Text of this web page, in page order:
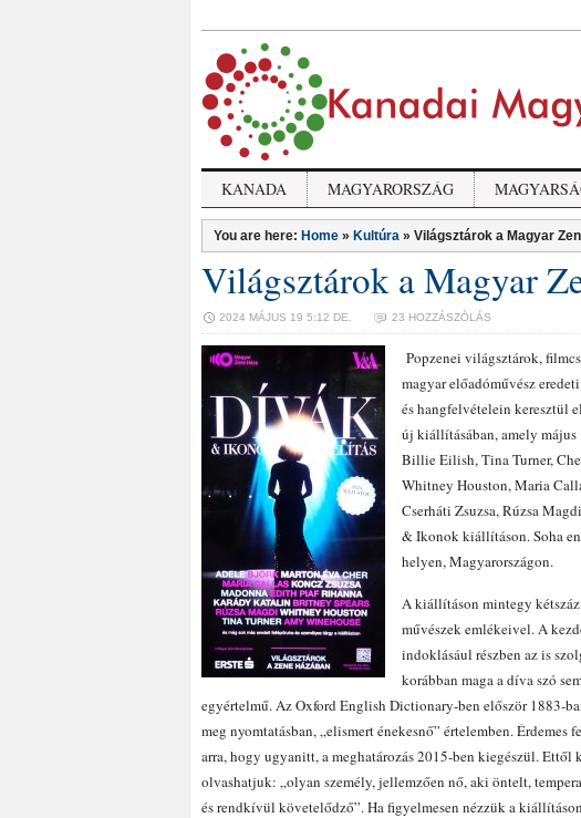
KANADA MAGYARORSZÁG
You are here: Home » Kultúra » Világsztárok a Magyar
Világsztárok a Magyar
2024 MÁJUS 19 5:12 DE. 23 HOZZÁSZÓLÁS
Popzenei világsztárok,
magyar előadóművész
és hangfelvételein keresztül
új kiállításában, amely
Billie Eilish, Tina Turner,
Whitney Houston, Maria
Cserháti Zsuzsa, Rúzsa
& Ikonok kiállításon. Soha
helyen, Magyarországon.
A kiállításon mintegy
művészek emlékeivel.A
indoklásául részben az is
korábban maga a díva szó
egyértelmű. Az Oxford English Dictionary-ben először 1883-
meg nyomtatásban, „elismert énekesnő” értelemben. Érdemes
arra, hogy ugyanitt, a meghatározás 2015-ben kiegészül. Ettől
olvashatjuk: „olyan személy, jellemzően nő, aki öntelt,
és rendkívül követelődző”. Ha figyelmesen nézzük a kiállításon